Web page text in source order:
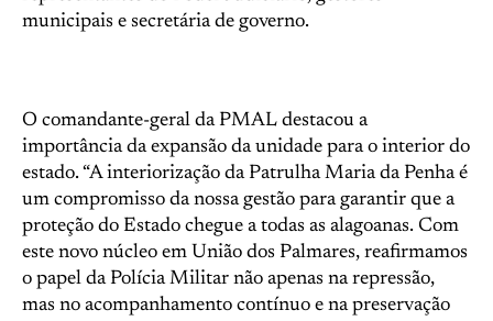
municipais e secretária de governo.
O comandante-geral da PMAL destacou a
importância da expansão da unidade para o interior do
estado. “A interiorização da Patrulha Maria da Penha é
um compromisso da nossa gestão para garantir que a
proteção do Estado chegue a todas as alagoanas. Com
este novo núcleo em União dos Palmares, reafirmamos
o papel da Polícia Militar não apenas na repressão,
mas no acompanhamento contínuo e na preservação